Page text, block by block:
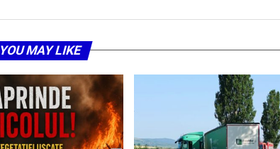
YOU MAY LIKE